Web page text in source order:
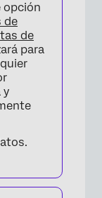
opción
de
de
para
y